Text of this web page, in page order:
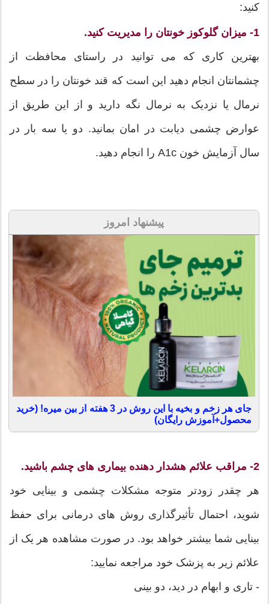
کنید:
1- میزان گلوکوز خونتان را مدیریت کنید.
بهترین کاری که می توانید در راستای محافظت از
چشمانتان انجام دهید این است که قند خونتان را در سطح
نرمال یا نزدیک به نرمال نگه دارید و از این طریق از
عوارض چشمی دیابت در امان بمانید. دو یا سه بار در
سال آزمایش خون A1c را انجام دهید.
پیشنهاد امروز
جای هر زخم و بخیه با این روش در 3 هفته از بین میره! (خرید
محصول+آموزش رایگان)
2- مراقب علائم هشدار دهنده بیماری های چشم باشید.
هر چقدر زودتر متوجه مشکلات چشمی و بینایی خود
شوید، احتمال تأثیرگذاری روش های درمانی برای حفظ
بینایی شما بیشتر خواهد بود. در صورت مشاهده هر یک از
علائم زیر به پزشک خود مراجعه نمایید:
- تاری و ابهام در دید، دو بینی